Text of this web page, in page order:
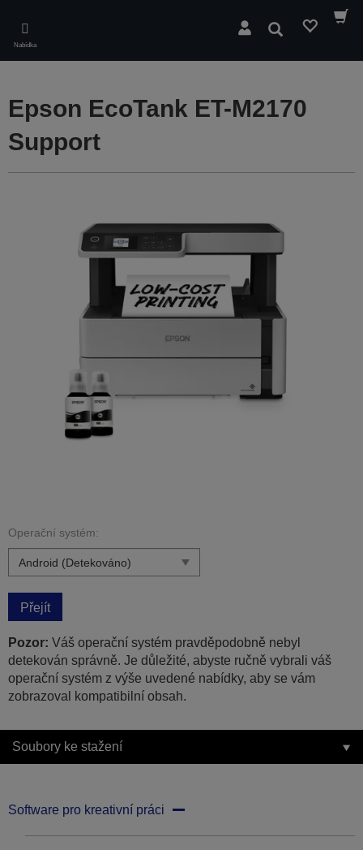
main
content
Nabídka
Hledat
Epson EcoTank ET-M2170
Support
Operační systém:
Přejít
Pozor: Váš operační systém pravděpodobně nebyl
detekován správně. Je důležité, abyste ručně vybrali váš
operační systém z výše uvedené nabídky, aby se vám
zobrazoval kompatibilní obsah.
Soubory ke stažení
Software pro kreativní práci